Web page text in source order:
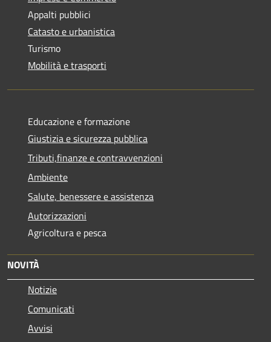
Appalti pubblici
Catasto e urbanistica
Turismo
Mobilità e trasporti
Educazione e formazione
Giustizia e sicurezza pubblica
Tributi,finanze e contravvenzioni
Ambiente
Salute, benessere e assistenza
Autorizzazioni
Agricoltura e pesca
NOVITÀ
Notizie
Comunicati
Avvisi